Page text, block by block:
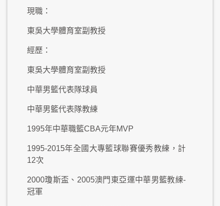
現職：
東吳大學體育室副教授
經歷：
東吳大學體育室副教授
中華男籃代表隊球員
中華男籃代表隊教練
1995年中華職籃CBA元年MVP
1995-2015年全國大專籃球聯賽優秀教練，計
12次
2000瓊斯盃、2005澳門東亞運中華男籃教練-
冠軍